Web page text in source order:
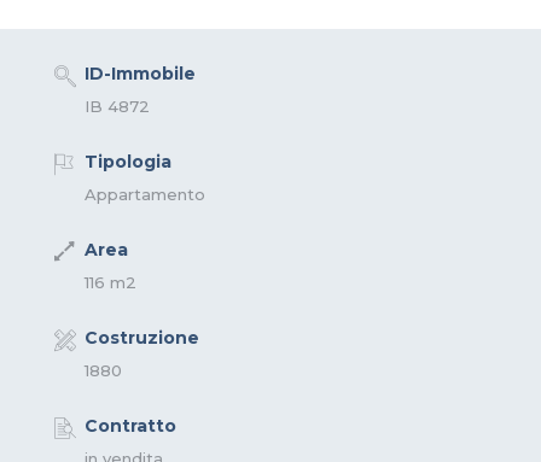
ID-Immobile
IB 4872
Tipologia
Appartamento
Area
116 m2
Costruzione
1880
Contratto